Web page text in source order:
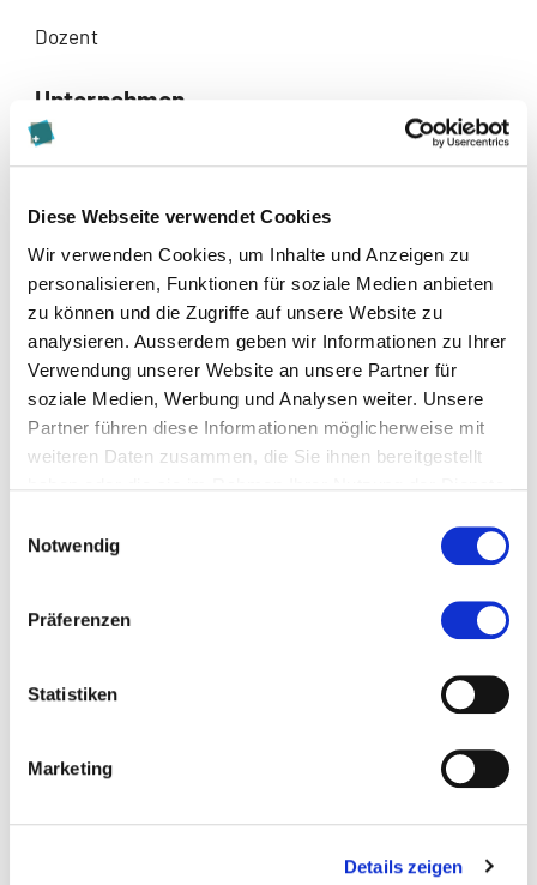
Diese Webseite verwendet Cookies
Wir verwenden Cookies, um Inhalte und Anzeigen zu
personalisieren, Funktionen für soziale Medien anbieten
zu können und die Zugriffe auf unsere Website zu
analysieren. Ausserdem geben wir Informationen zu Ihrer
Verwendung unserer Website an unsere Partner für
soziale Medien, Werbung und Analysen weiter. Unsere
Partner führen diese Informationen möglicherweise mit
weiteren Daten zusammen, die Sie ihnen bereitgestellt
Notwendig
Präferenzen
Statistiken
Marketing
Details zeigen
Dozent
Unternehmen
Psychologie